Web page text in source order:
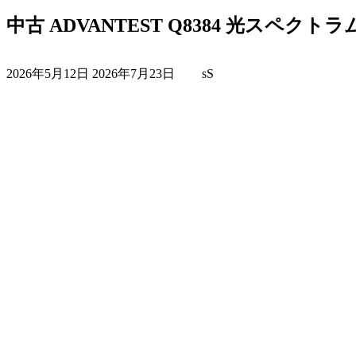
中古 ADVANTEST Q8384 光スペクトラ
2026年5月12日 終
2026年7月23日 sS